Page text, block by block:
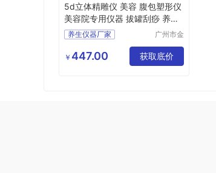
5d立体精雕仪 美容 腹包塑形仪
美容院专用仪器 拔罐刮痧 养生
仪器厂家
养生仪器厂家
广州市金
美体设备
有限公司
￥ 447.00 获取底价